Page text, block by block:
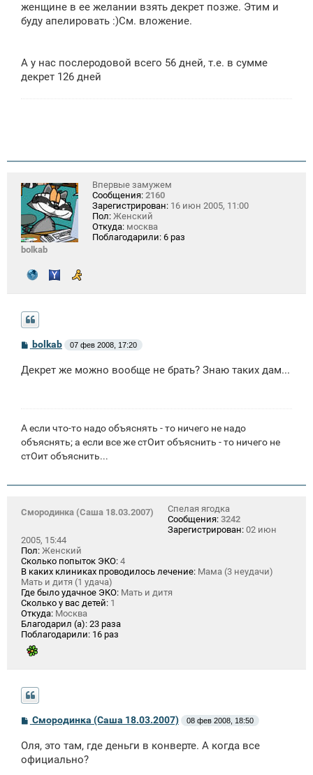
женщине в ее желании взять декрет позже. Этим и
буду апелировать :)См. вложение.
А у нас послеродовой всего 56 дней, т.е. в сумме
декрет 126 дней
bolkab
Впервые замужем
Сообщения: 2160
Зарегистрирован: 16 июн 2005, 11:00
Пол: Женский
Откуда: москва
Поблагодарили: 6 раз
С
о
б
bolkab 07 фев 2008, 17:20
Декрет же можно вообще не брать? Знаю таких дам...
А если что-то надо объяснять - то ничего не надо
объяснять; а если все же стОит объяснить - то ничего не
стОит объяснить...
Смородинка (Саша 18.03.2007)
Спелая ягодка
Сообщения: 3242
Зарегистрирован: 02 июн
2005, 15:44
Пол: Женский
Сколько попыток ЭКО: 4
В каких клиниках проводилось лечение: Мама (3 неудачи)
Мать и дитя (1 удача)
Где было удачное ЭКО: Мать и дитя
Сколько у вас детей: 1
Откуда: Москва
Благодарил (а): 23 раза
Поблагодарили: 16 раз
С
о
б
щ
е
Смородинка (Саша 18.03.2007) 08 фев 2008, 18:50
Оля, это там, где деньги в конверте. А когда все
официально?